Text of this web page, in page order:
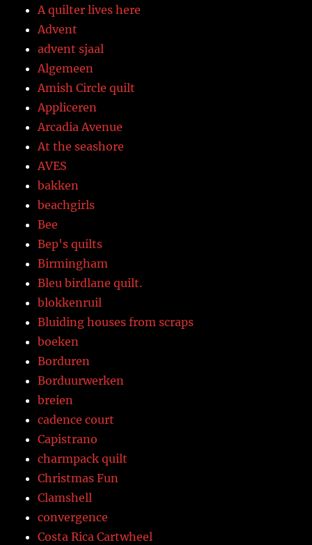
A quilter lives here
Advent
advent sjaal
Algemeen
Amish Circle quilt
Appliceren
Arcadia Avenue
At the seashore
AVES
bakken
beachgirls
Bee
Bep's quilts
Birmingham
Bleu birdlane quilt.
blokkenruil
Bluiding houses from scraps
boeken
Borduren
Borduurwerken
breien
cadence court
Capistrano
charmpack quilt
Christmas Fun
Clamshell
convergence
Costa Rica Cartwheel